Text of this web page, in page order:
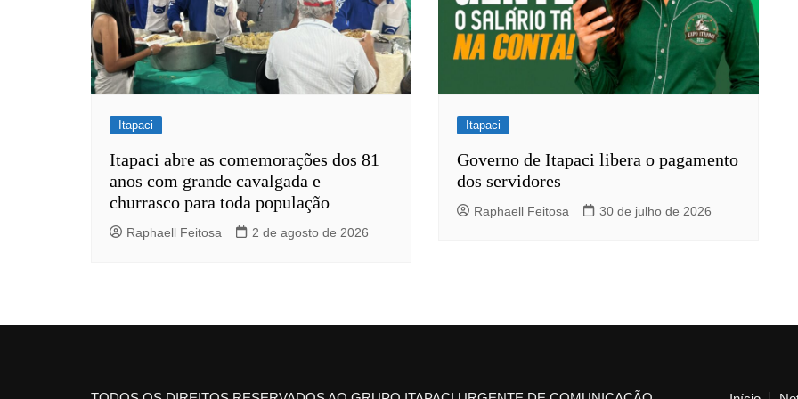
Itapaci
Itapaci abre as comemorações dos 81
anos com grande cavalgada e
churrasco para toda população
Raphaell Feitosa 2 de agosto de 2026
Itapaci
Governo de Itapaci libera o pagamento
dos servidores
Raphaell Feitosa 30 de julho de 2026